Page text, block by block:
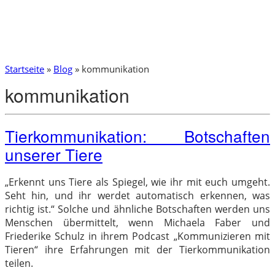
Startseite » Blog » kommunikation
kommunikation
Tierkommunikation: Botschaften
unserer Tiere
„Erkennt uns Tiere als Spiegel, wie ihr mit euch umgeht.
Seht hin, und ihr werdet automatisch erkennen, was
richtig ist.“ Solche und ähnliche Botschaften werden uns
Menschen übermittelt, wenn Michaela Faber und
Friederike Schulz in ihrem Podcast „Kommunizieren mit
Tieren“ ihre Erfahrungen mit der Tierkommunikation
teilen.